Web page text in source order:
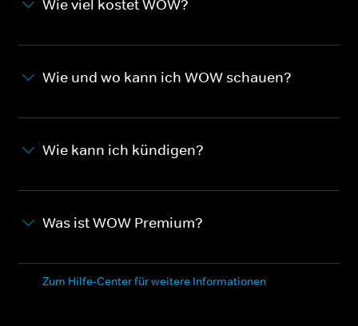
Wie viel kostet WOW?
Wie und wo kann ich WOW schauen?
Wie kann ich kündigen?
Was ist WOW Premium?
Zum Hilfe-Center für weitere Informationen